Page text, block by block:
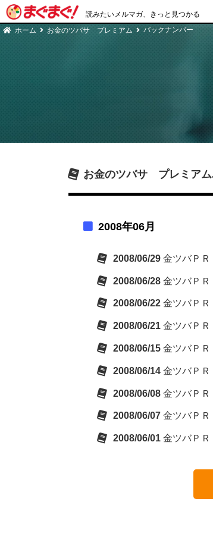
読みたいメルマガ、きっと見つかる
ホーム お金のツバサ プレミアム バックナンバー
お金のツバサ プレミアム
2008年06月
2008/06/29 金ツバＰ
2008/06/28 金ツバＰ
2008/06/22 金ツバＰ
2008/06/21 金ツバＰ
2008/06/15 金ツバＰ
2008/06/14 金ツバＰ
2008/06/08 金ツバＰ
2008/06/07 金ツバＰ
2008/06/01 金ツバＰ